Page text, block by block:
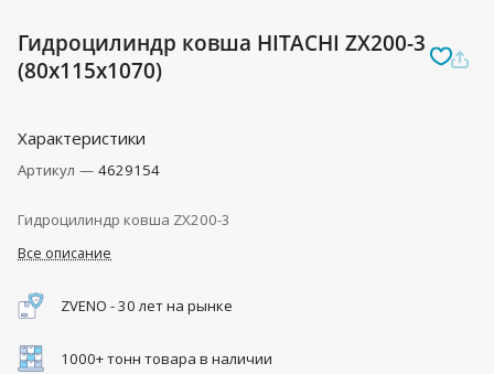
Гидроцилиндр ковша HITACHI ZX200-3
(80x115x1070)
Характеристики
Артикул — 4629154
Гидроцилиндр ковша ZX200-3
Все описание
ZVENO - 30 лет на рынке
1000+ тонн товара в наличии